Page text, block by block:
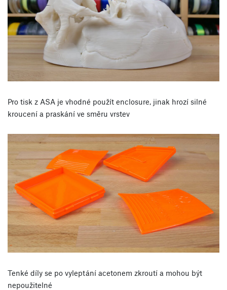
Pro tisk z ASA je vhodné použít enclosure, jinak hrozí silné
kroucení a praskání ve směru vrstev
Tenké díly se po vyleptání acetonem zkroutí a mohou být
nepoužitelné